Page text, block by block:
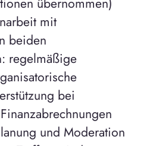
mit
beiden
regelmäßige
bei
und Moderation